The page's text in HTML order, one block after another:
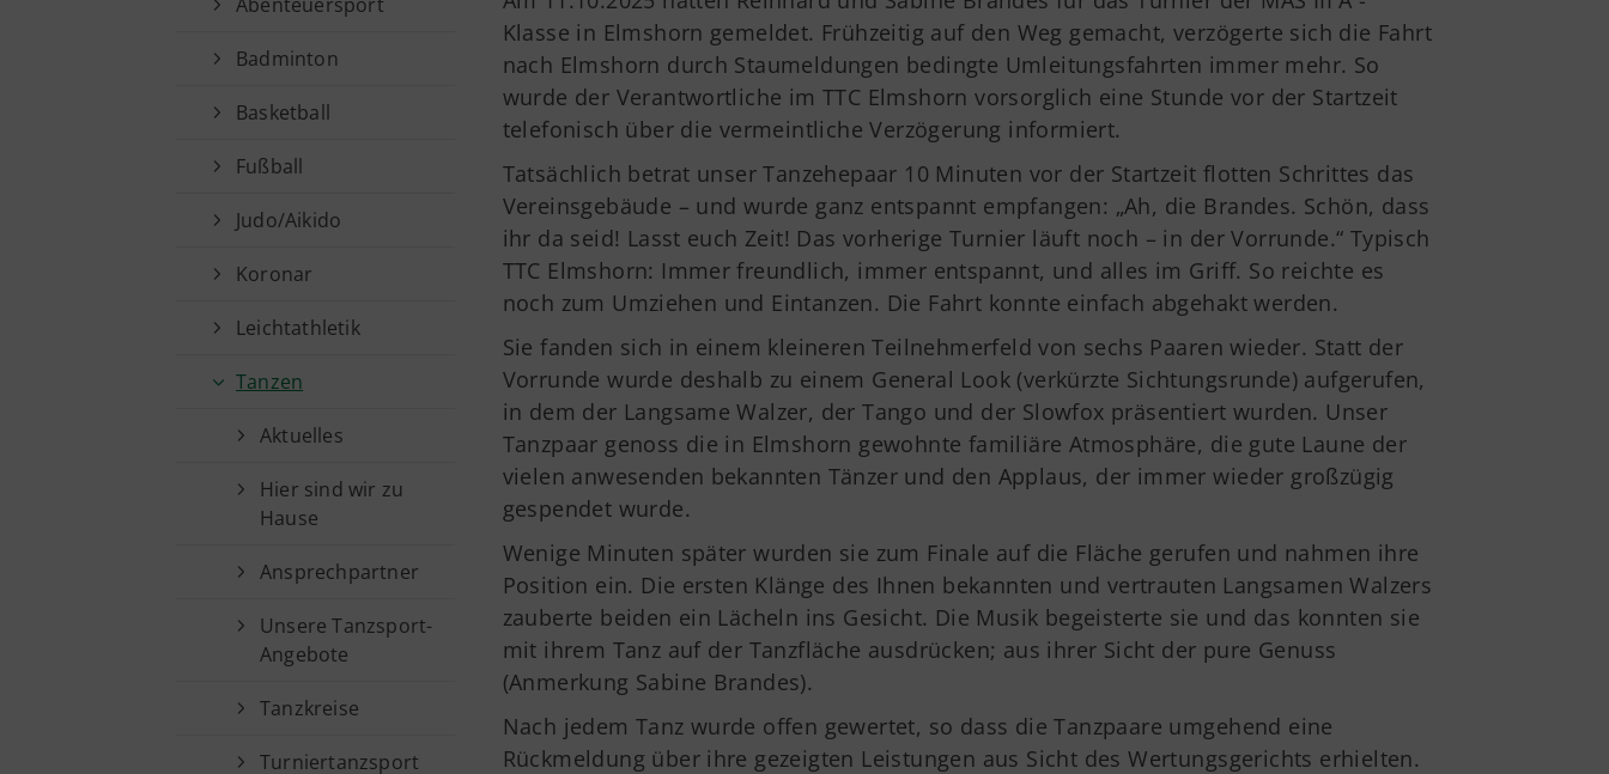
Klasse in Elmshorn gemeldet. Frühzeitig auf den Weg gemacht, verzögerte sich die Fahrt
nach Elmshorn durch Staumeldungen bedingte Umleitungsfahrten immer mehr. So
wurde der Verantwortliche im TTC Elmshorn vorsorglich eine Stunde vor der Startzeit
telefonisch über die vermeintliche Verzögerung informiert.
Tatsächlich betrat unser Tanzehepaar 10 Minuten vor der Startzeit flotten Schrittes das
Vereinsgebäude – und wurde ganz entspannt empfangen: „Ah, die Brandes. Schön, dass
ihr da seid! Lasst euch Zeit! Das vorherige Turnier läuft noch – in der Vorrunde.“ Typisch
TTC Elmshorn: Immer freundlich, immer entspannt, und alles im Griff. So reichte es
noch zum Umziehen und Eintanzen. Die Fahrt konnte einfach abgehakt werden.
Sie fanden sich in einem kleineren Teilnehmerfeld von sechs Paaren wieder. Statt der
Vorrunde wurde deshalb zu einem General Look (verkürzte Sichtungsrunde) aufgerufen,
in dem der Langsame Walzer, der Tango und der Slowfox präsentiert wurden. Unser
Tanzpaar genoss die in Elmshorn gewohnte familiäre Atmosphäre, die gute Laune der
vielen anwesenden bekannten Tänzer und den Applaus, der immer wieder großzügig
gespendet wurde.
Wenige Minuten später wurden sie zum Finale auf die Fläche gerufen und nahmen ihre
Position ein. Die ersten Klänge des Ihnen bekannten und vertrauten Langsamen Walzers
zauberte beiden ein Lächeln ins Gesicht. Die Musik begeisterte sie und das konnten sie
mit ihrem Tanz auf der Tanzfläche ausdrücken; aus ihrer Sicht der pure Genuss
(Anmerkung Sabine Brandes).
Nach jedem Tanz wurde offen gewertet, so dass die Tanzpaare umgehend eine
Rückmeldung über ihre gezeigten Leistungen aus Sicht des Wertungsgerichts erhielten.
Badminton
Basketball
Fußball
Judo/Aikido
Koronar
Leichtathletik
Tanzen
Aktuelles
Hier sind wir zu
Hause
Ansprechpartner
Unsere Tanzsport-
Angebote
Tanzkreise
Turniertanzsport
Kurzlinks
Sportangebote finden
Sparten
Deine Mitgliedschaft
Alles zur Mitgliedschaft
Termine
Downloads
Fragen & Antworten
Geschäftsstelle
TSV Barsinghausen e.V.
Langenkampstraße 41
30890 Barsinghausen
05105-514039